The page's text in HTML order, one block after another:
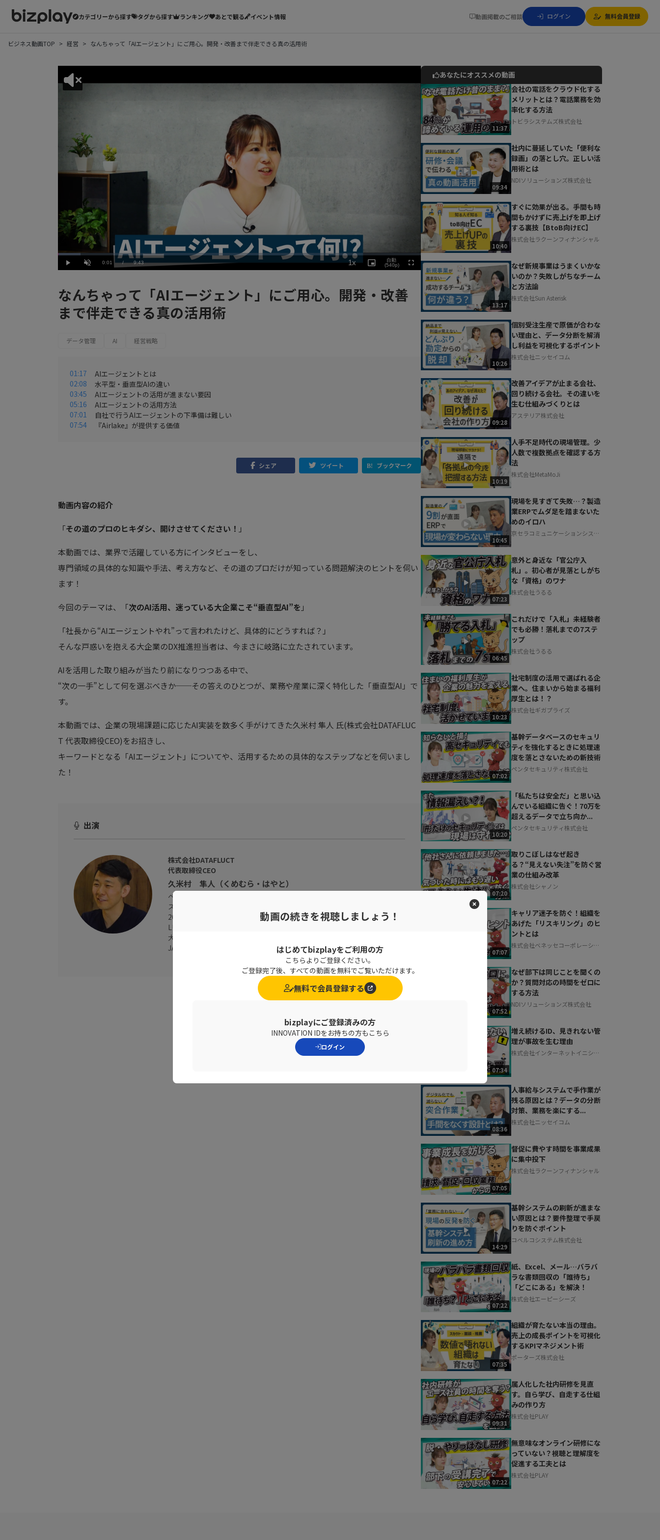
カテゴリーから探す タグから探す ランキング あとで観る イベント情報 動画掲載のご相談 ログイン 無料会員登録
ビジネス動画TOP 経営 なんちゃって「AIエージェント」にご用心。開発・改善まで伴走できる真の活用術
Play UnmuteCurrent
0:01 / Duration
9:43
Loaded:
1x
Playback
Rate
Picture-
in-
自動
(540p)
Fullscreen
なんちゃって「AIエージェント」にご用心。開発・改善
まで伴走できる真の活用術
データ管理 AI 経営戦略
01:17
AIエージェントとは
02:08
水平型・垂直型AIの違い
03:45
AIエージェントの活用が進まない要因
05:16
AIエージェントの活用方法
07:01
自社で行うAIエージェントの下準備は難しい
07:54
『Airlake』が提供する価値
シェア ツイート ブックマーク
動画内容の紹介
「その道のプロのヒキダシ、開けさせてください！ 」
本動画では、業界で活躍している方にインタビューをし、
専門領域の具体的な知識や手法、考え方など、その道のプロだけが知っている問題解決のヒントを伺い
ます！
今回のテーマは、「次のAI活用、迷っている大企業こそ“垂直型AI”を 」
「社長から“AIエージェントやれ”って言われたけど、具体的にどうすれば？」
そんな戸惑いを抱える大企業のDX推進担当者は、今まさに岐路に立たされています。
AIを活用した取り組みが当たり前になりつつある中で、
“次の一手”として何を選ぶべきか──その答えのひとつが、業務や産業に深く特化した「垂直型AI」で
す。
本動画では、企業の現場課題に応じたAI実装を数多く手がけてきた久米村 隼人 氏(株式会社DATAFLUC
T 代表取締役CEO)をお招きし、
キーワードとなる「AIエージェント」についてや、活用するための具体的なステップなどを伺いまし
た！
出演
株式会社DATAFLUCT
代表取締役CEO
久米村 隼人（くめむら・はやと）
ベネッセ、マクロミル、リクルート、日本経済新聞社などでデータサイエン
ス領域の新規事業を多数創出
2019年、データとサイエンスの力で社会課題を解決するべく株式会社DATAF
LUCTを設立。JAXAベンチャーとして、幅広い業界で30超の事業をローンチ
大阪府立大学大学院（数理工学）、早稲田大学大学院（MBA）修了
JAXA J-SPARCプロデューサー
動画でご紹介しているサービスについて
お気軽にご相談・ご質問いただけます！
30秒でお申し込み可能
相談を希望する 無料
あなたにオススメの動画
11:37
会社の電話をクラウド化する
メリットとは？電話業務を効
率化する方法
トビラシステムズ株式会社
09:34
社内に蔓延していた「便利な
録画」の落とし穴。正しい活
用術とは
NDIソリューションズ株式会社
10:40
すぐに効果が出る。手間も時
間もかけずに売上げを即上げ
する裏技【BtoB向けEC】
株式会社ラクーンフィナンシャル
13:17
なぜ新規事業はうまくいかな
いのか？失敗しがちなチーム
と方法論
株式会社Sun Asterisk
10:26
個別受注生産で原価が合わな
い理由と、データ分断を解消
し利益を可視化するポイント
株式会社ニッセイコム
09:28
改善アイデアが止まる会社、
回り続ける会社。その違いを
生む仕組みづくりとは
アステリア株式会社
10:19
人手不足時代の現場管理。少
人数で複数拠点を確認する方
法
株式会社MetaMoJi
10:45
現場を見すぎて失敗…？製造
業ERPでムダ足を踏まないた
めのイロハ
京セラコミュニケーションシステ
07:23
意外と身近な「官公庁入
札」。初心者が見落としがち
な「資格」のワナ
株式会社うるる
06:45
これだけで「入札」未経験者
でも必勝！落札までの7ステ
ップ
株式会社うるる
10:23
社宅制度の活用で選ばれる企
業へ。住まいから始まる福利
厚生とは！？
株式会社ギガプライズ
07:02
基幹データベースのセキュリ
ティを強化するときに処理速
度を落とさないための新技術
ペンタセキュリティ株式会社
10:20
「私たちは安全だ」と思い込
んでいる組織に告ぐ！70万を
超えるデータで立ち向か...
ペンタセキュリティ株式会社
07:20
取りこぼしはなぜ起き
る？“見えない失注”を防ぐ営
業の仕組み改革
株式会社シャノン
07:07
キャリア迷子を防ぐ！組織を
あげた「リスキリング」のヒ
ントとは
株式会社ベネッセコーポレーショ
07:52
なぜ部下は同じことを聞くの
か？質問対応の時間をゼロに
する方法
NDIソリューションズ株式会社
07:34
増え続けるID、見きれない管
理が事故を生む理由
株式会社インターネットイニシア
08:36
人事給与システムで手作業が
残る原因とは？データの分断
対策、業務を楽にする...
株式会社ニッセイコム
07:05
督促に費やす時間を事業成果
に集中投下
株式会社ラクーンフィナンシャル
14:29
基幹システムの刷新が進まな
い原因とは？要件整理で手戻
りを防ぐポイント
コベルコシステム株式会社
07:22
紙、Excel、メール…バラバ
ラな書類回収の「誰待ち」
「どこにある」を解決！
株式会社エーピーシーズ
07:35
組織が育たない本当の理由。
売上の成長ポイントを可視化
するKPIマネジメント術
ポーターズ株式会社
09:31
属人化した社内研修を見直
す。自ら学び、自走する仕組
みの作り方
株式会社PLAY
07:22
無意味なオンライン研修にな
っていない？視聴と理解度を
促進する工夫とは
株式会社PLAY
動画の続きを視聴しましょう！
はじめてbizplayをご利用の方
こちらよりご登録ください。
ご登録完了後、すべての動画を無料でご覧いただけます。
無料で会員登録する
bizplayにご登録済みの方
INNOVATION IDをお持ちの方もこちら
ログイン